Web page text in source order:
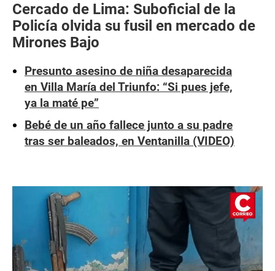
Cercado de Lima: Suboficial de la
Policía olvida su fusil en mercado de
Mirones Bajo
Presunto asesino de niña desaparecida
en Villa María del Triunfo: “Si pues jefe,
ya la maté pe”
Bebé de un año fallece junto a su padre
tras ser baleados, en Ventanilla (VIDEO)